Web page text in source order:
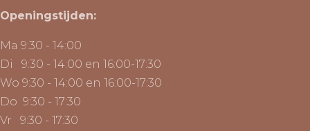
Openingstijden:
Ma 9:30 - 14:00
Di 9:30 - 14:00 en 16:00-17:30
Wo 9:30 - 14:00 en 16:00-17:30
Do 9:30 - 17:30
Vr 9:30 - 17:30